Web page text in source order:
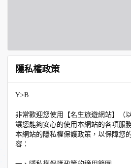
隱私權政策
Y>B
非常歡迎您使用【名生旅遊網站】（
讓您能夠安心的使用本網站的各項服
本網站的隱私權保護政策，以保障您
容：
一、隱私權保護政策的適用範圍